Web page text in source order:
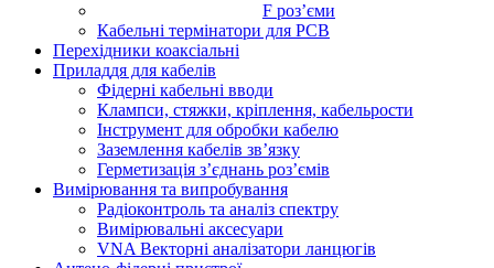
F роз’єми
Кабельні термінатори для PCB
Перехідники коаксіальні
Приладдя для кабелів
Фідерні кабельні вводи
Клампси, стяжки, кріплення, кабельрости
Інструмент для обробки кабелю
Заземлення кабелів зв’язку
Герметизація з’єднань роз’ємів
Вимірювання та випробування
Радіоконтроль та аналіз спектру
Вимірювальні аксесуари
VNA Векторні аналізатори ланцюгів